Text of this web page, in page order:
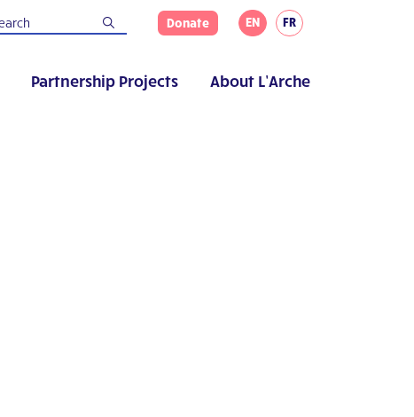
Donate EN FR
Partnership Projects About L’Arche